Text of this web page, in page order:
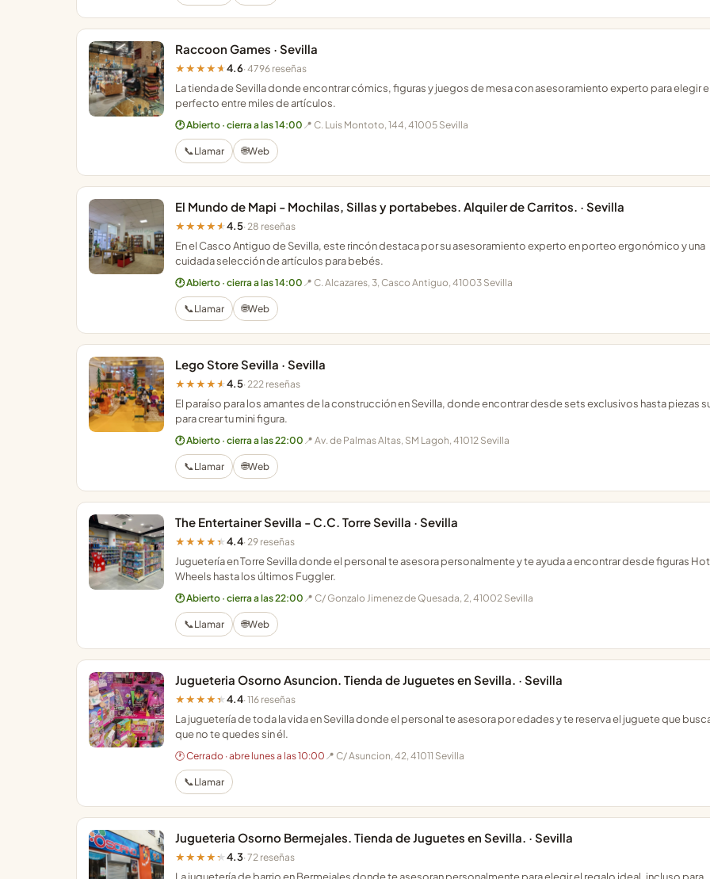
Raccoon Games · Sevilla
★★★★★ 4.6· 4796 reseñas
La tienda de Sevilla donde encontrar cómics, figuras y juegos de mesa con asesoramiento experto para elegir
perfecto entre miles de artículos.
🕐 Abierto · cierra a las 14:00 📍 C. Luis Montoto, 144, 41005 Sevilla
📞Llamar 🌐Web
El Mundo de Mapi - Mochilas, Sillas y portabebes. Alquiler de Carritos. · Sevilla
★★★★★ 4.5· 28 reseñas
En el Casco Antiguo de Sevilla, este rincón destaca por su asesoramiento experto en porteo ergonómico y una
cuidada selección de artículos para bebés.
🕐 Abierto · cierra a las 14:00 📍 C. Alcazares, 3, Casco Antiguo, 41003 Sevilla
📞Llamar 🌐Web
Lego Store Sevilla · Sevilla
★★★★★ 4.5· 222 reseñas
El paraíso para los amantes de la construcción en Sevilla, donde encontrar desde sets exclusivos hasta piezas
para crear tu mini figura.
🕐 Abierto · cierra a las 22:00 📍 Av. de Palmas Altas, SM Lagoh, 41012 Sevilla
📞Llamar 🌐Web
The Entertainer Sevilla - C.C. Torre Sevilla · Sevilla
★★★★★ 4.4· 29 reseñas
Juguetería en Torre Sevilla donde el personal te asesora personalmente y te ayuda a encontrar desde figuras Hot
Wheels hasta los últimos Fuggler.
🕐 Abierto · cierra a las 22:00 📍 C/ Gonzalo Jimenez de Quesada, 2, 41002 Sevilla
📞Llamar 🌐Web
Jugueteria Osorno Asuncion. Tienda de Juguetes en Sevilla. · Sevilla
★★★★★ 4.4· 116 reseñas
La juguetería de toda la vida en Sevilla donde el personal te asesora por edades y te reserva el juguete que
que no te quedes sin él.
🕐 Cerrado · abre lunes a las 10:00 📍 C/ Asuncion, 42, 41011 Sevilla
📞Llamar
Jugueteria Osorno Bermejales. Tienda de Juguetes en Sevilla. · Sevilla
★★★★★ 4.3· 72 reseñas